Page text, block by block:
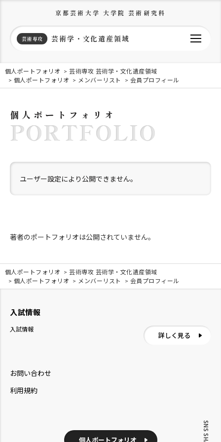
京都芸術大学 大学院 芸術研究科
芸術専攻 芸術学・文化遺産領域
個人ポートフォリオ
芸術専攻 芸術学・文化遺産領域
個人ポートフォリオ
メンバーリスト 会員プロフィール
個人ポートフォリオ
PORTFOLIO
ユーザー設定により公開できません。
著者のポートフォリオは公開されていません。
個人ポートフォリオ
芸術専攻 芸術学・文化遺産領域
個人ポートフォリオ
メンバーリスト 会員プロフィール
お問い合わせ
利用規約
個人ポートフォリオ
入試情報
入試情報
詳しく見る